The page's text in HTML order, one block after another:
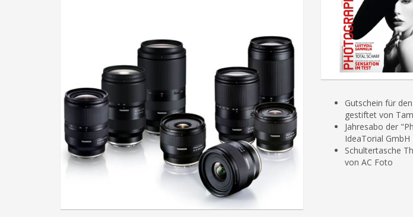
Gutschein für
gestiftet von
Jahresabo der
IdeaTorial GmbH
Schultertasche
von AC Foto